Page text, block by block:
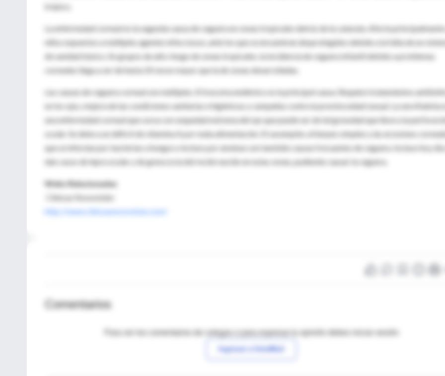
trópico.
La enfermedad corneal es la segunda causa de ceguera en zonas tropicales detrás de la catarata. Afecta principalmente a
niños expuestos a múltiples agentes infecciosos, ante los que se encuentran desprotegidos debido a la falta de un
de sanidad básico. En grupos de alto riesgo de zonas tropicales, la incidencia de ceguera infantil debido a problemas
corneales llega a ser de hasta 20 veces mayor que la de zonas desarrolladas.
Las causas de ceguera corneal son múltiples. El tracoma endémico es la principal causa. Requiere tratamientos
en los ojos, mejora de las condiciones sanitarias e higiénicas y campañas contra la promiscuidad sexual. La xeroftalmia
una enfermedad corneal que cursa con sequedad extrema del ojo que puede ser de tal gravedad que lleve a la
ocular. Se debe a un déficit de vitamina A por mala alimentación. El sarampión, el herpes simplex y las erosiones
que se infectan por bacterias u hongos e incluso por amebas son también causas frecuentes de ceguera. Incluso hoy día
dan casos de lepra ocular y de gonococia del recién nacido en estas zonas, pudiendo causar la ceguera.
Webs Relacionadas
Clínicas Novovisión
http://www.clinicasnovovision.com/
Comentarios
Para ver los comentarios de colegas o para expresar tu opinión debes iniciar sesión
Ingresar a IntraMed